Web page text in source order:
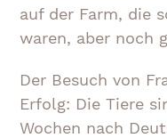
auf der Farm, die
waren, aber noch
Der Besuch von
Erfolg: Die Tiere
Wochen nach